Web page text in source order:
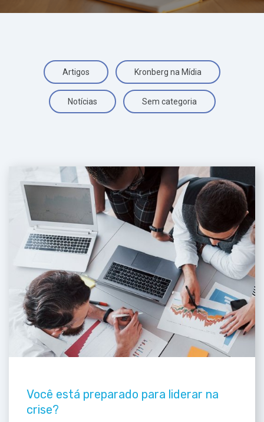
Artigos Kronberg na Mídia
Notícias Sem categoria
Você está preparado para liderar na
crise?